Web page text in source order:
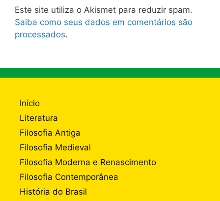
Este site utiliza o Akismet para reduzir spam.
Saiba como seus dados em comentários são
processados.
Início
Literatura
Filosofia Antiga
Filosofia Medieval
Filosofia Moderna e Renascimento
Filosofia Contemporânea
História do Brasil